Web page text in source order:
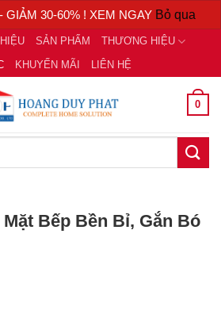
GIẢM 30-60% ! XEM NGAY Bỏ qua
SẢN PHẨM
THƯƠNG HIỆU
KHUYẾN MÃI LIÊN HỆ
0
Bếp Bền Bỉ, Gắn Bó